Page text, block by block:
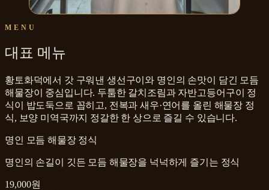
MENU
대표 메뉴
황토화덕에서 갓 구워낸 생선구이와 명인의 손맛이 담긴 모듬
해물장이 중심입니다. 두툼한 갈치조림과 자반고등어구이 정
식이 밥도둑으로 꼽히고, 전복과 새우·연어를 올린 해물장 정
식, 보양 미역국까지 정갈한 한 상으로 즐길 수 있습니다.
명인 모듬 해물장 정식
명인의 손길이 깃든 모듬 해물장을 넉넉하게 즐기는 정식
19,000원